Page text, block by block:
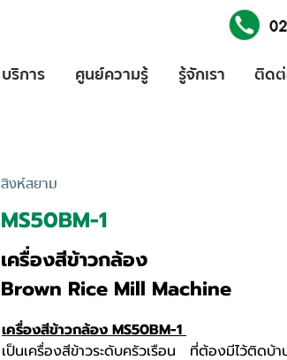
บริการ ศูนย์ความรู้ รู้จักเรา ติดต่
สิงห์สยาม
MS50BM-1
เครื่องสีข้าวกล้อง
Brown Rice Mill Machine
เครื่องสีข้าวกล้อง MS50BM-1
เป็นเครื่องสีข้าวระดับครัวเรือน ที่ต้องมีไว้ติดบ้